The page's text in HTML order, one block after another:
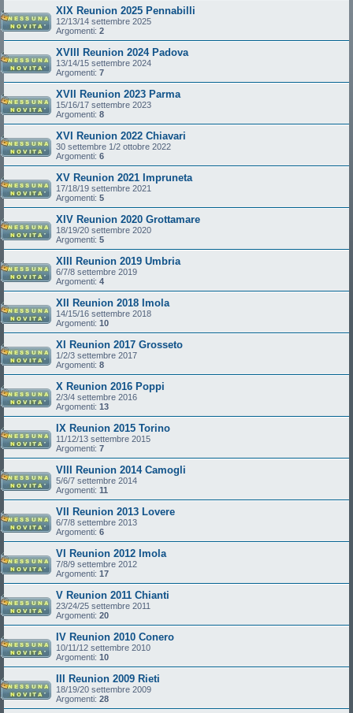
XIX Reunion 2025 Pennabilli
12/13/14 settembre 2025
Argomenti: 2
XVIII Reunion 2024 Padova
13/14/15 settembre 2024
Argomenti: 7
XVII Reunion 2023 Parma
15/16/17 settembre 2023
Argomenti: 8
XVI Reunion 2022 Chiavari
30 settembre 1/2 ottobre 2022
Argomenti: 6
XV Reunion 2021 Impruneta
17/18/19 settembre 2021
Argomenti: 5
XIV Reunion 2020 Grottamare
18/19/20 settembre 2020
Argomenti: 5
XIII Reunion 2019 Umbria
6/7/8 settembre 2019
Argomenti: 4
XII Reunion 2018 Imola
14/15/16 settembre 2018
Argomenti: 10
XI Reunion 2017 Grosseto
1/2/3 settembre 2017
Argomenti: 8
X Reunion 2016 Poppi
2/3/4 settembre 2016
Argomenti: 13
IX Reunion 2015 Torino
11/12/13 settembre 2015
Argomenti: 7
VIII Reunion 2014 Camogli
5/6/7 settembre 2014
Argomenti: 11
VII Reunion 2013 Lovere
6/7/8 settembre 2013
Argomenti: 6
VI Reunion 2012 Imola
7/8/9 settembre 2012
Argomenti: 17
V Reunion 2011 Chianti
23/24/25 settembre 2011
Argomenti: 20
IV Reunion 2010 Conero
10/11/12 settembre 2010
Argomenti: 10
III Reunion 2009 Rieti
18/19/20 settembre 2009
Argomenti: 28